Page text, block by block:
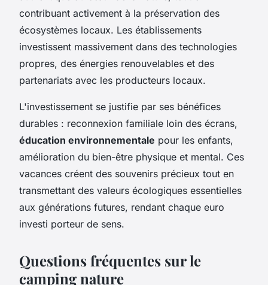
contribuant activement à la préservation des
écosystèmes locaux. Les établissements
investissent massivement dans des technologies
propres, des énergies renouvelables et des
partenariats avec les producteurs locaux.
L'investissement se justifie par ses bénéfices
durables : reconnexion familiale loin des écrans,
éducation environnementale pour les enfants,
amélioration du bien-être physique et mental. Ces
vacances créent des souvenirs précieux tout en
transmettant des valeurs écologiques essentielles
aux générations futures, rendant chaque euro
investi porteur de sens.
Questions fréquentes sur le
camping nature